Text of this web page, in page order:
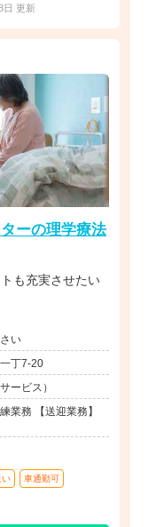
日 更新
ーの理学療法
も充実させたい
い
丁7-20
ービス）
業務 【送迎業務】
い 車通勤可